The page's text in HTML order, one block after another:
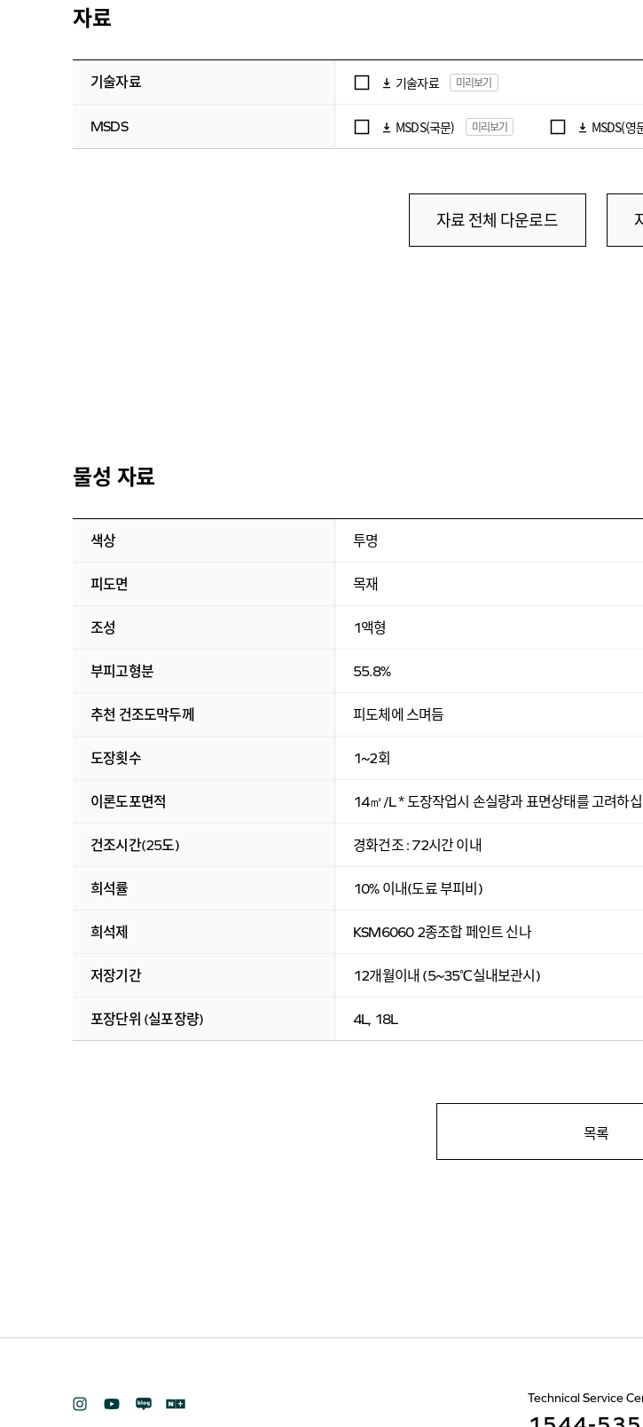
자료
기술자료 기술자료 미리보기
MSDS MSDS(국문) 미리보기 MSDS(영
자료 전체 다운로드
물성 자료
색상 투명
피도면 목재
조성 1액형
부피고형분 55.8%
추천 건조도막두께 피도체에 스며듬
도장횟수 1~2회
이론도포면적 14㎡/L * 도장작업시 손실량과 표면상태를 고려하
건조시간(25도) 경화건조 : 72시간 이내
희석률 10% 이내(도료 부피비)
희석제 KSM6060 2종조합 페인트 신나
저장기간 12개월이내 (5~35℃실내보관시)
포장단위 (실포장량) 4L, 18L
목록
Technical Service